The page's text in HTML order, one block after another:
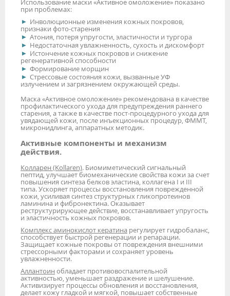
Использование маски «Активное омоложение» показано
при проблемах:
Инволюционные изменения кожных покровов,
признаки фото-старения
Атония, потеря упругости, эластичности и тургора
Недостаточная увлажненность, сухость и дискомфорт
Истончение кожных покровов и снижение
регенеративной способности
Формирование морщин
Стрессовые состояния кожи, вызванные УФ
излучением и загрязнением окружающей среды.
Маска «Активное омоложение» рекомендована в качестве
профилактического ухода для предупреждения раннего
старения, а также в качестве пост-процедурного ухода для
увядающей кожи, после инъекционных процедур, ФММТ,
микронидлинга, аппаратных методик.
Активные компоненты и механизм
действия.
Колларен (Kollaren). Биомиметический сигнальный
пептид, улучшает биомеханические свойства кожи за счет
повышения синтеза белков эластина, коллагена I и III
типа. Ускоряет процессы восстановления поврежденной
кожи, усиливая синтез структурных гликопротеинов
ламинина и фибронектина. Оказывает
реструктурирующее действие, восстанавливает упругость
и эластичность кожных покровов.
Комплекс аминокислот кератина регулирует гидробаланс,
способствует быстрой регенерации и репарации.
Защищает кожные покровы от повреждения внешними
стрессорными факторами и сохраняет уровень
увлажненности.
Аллантоин обладает противовоспалительной
активностью, уменьшает раздражение и шелушение.
Активизирует процессы обновления и восстановления,
делает кожу гладкой и мягкой, повышает собственные